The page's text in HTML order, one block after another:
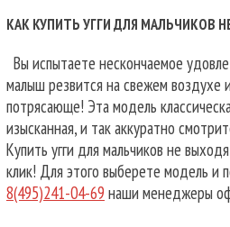
КАК КУПИТЬ УГГИ ДЛЯ МАЛЬЧИКОВ
Вы испытаете нескончаемое
малыш резвится на свежем воздухе
потрясающе! Эта модель
изысканная, и так аккуратно
Купить угги для мальчиков не
клик! Для этого выберете модель и
8(495)241-04-69 наши менеджеры